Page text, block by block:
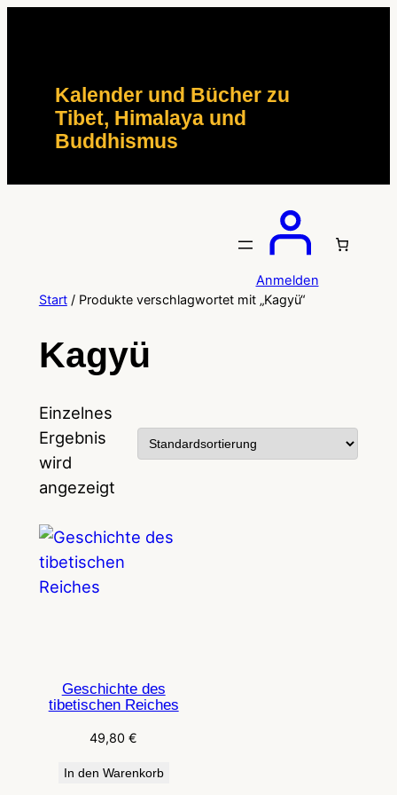
Kalender und Bücher zu
Tibet, Himalaya und
Buddhismus
Anmelden
Start/ Produkte verschlagwortet mit „Kagyü“
Kagyü
Einzelnes
Ergebnis
wird
angezeigt
Geschichte des
tibetischen Reiches
49,80€
In den Warenkorb